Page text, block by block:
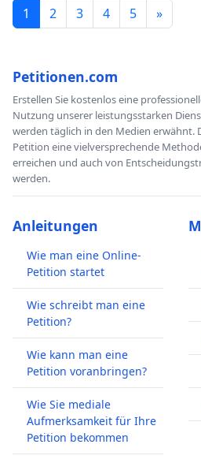
1 2 3 4 5 »
Petitionen.com
Erstellen Sie kostenlos eine
Nutzung unserer leistungsstarken
werden täglich in den Medien erwähnt.
Petition eine vielversprechende
erreichen und auch von
werden.
Anleitungen
Wie man eine Online-
Petition startet
Wie schreibt man eine
Petition?
Wie kann man eine
Petition voranbringen?
Wie Sie mediale
Aufmerksamkeit für Ihre
Petition bekommen